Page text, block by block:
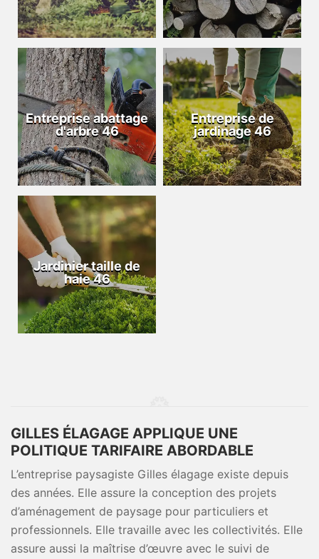
Entreprise abattage
d'arbre 46
Entreprise de
jardinage 46
Jardinier taille de
haie 46
GILLES ÉLAGAGE APPLIQUE UNE
POLITIQUE TARIFAIRE ABORDABLE
L’entreprise paysagiste Gilles élagage existe depuis
des années. Elle assure la conception des projets
d’aménagement de paysage pour particuliers et
professionnels. Elle travaille avec les collectivités. Elle
assure aussi la maîtrise d’œuvre avec le suivi de